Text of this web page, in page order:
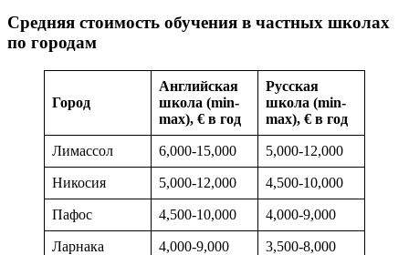
Средняя стоимость обучения в частных школах
по городам
Город
Английская
школа (min-
max), € в год
Русская
школа (min-
max), € в год
Лимассол 6,000-15,000 5,000-12,000
Никосия 5,000-12,000 4,500-10,000
Пафос 4,500-10,000 4,000-9,000
Ларнака 4,000-9,000 3,500-8,000